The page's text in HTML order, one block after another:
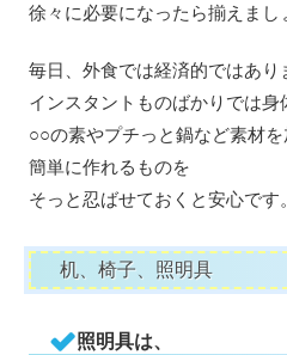
徐々に必要になったら揃えまし
毎日、外食では経済的ではあり
インスタントものばかりでは身
○○の素やプチっと鍋など素材を
簡単に作れるものを
そっと忍ばせておくと安心です。
机、椅子、照明具
照明具は、